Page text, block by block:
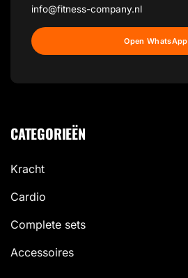
info@fitness-company.nl
Open WhatsApp
CATEGORIEËN
Kracht
Cardio
Complete sets
Accessoires